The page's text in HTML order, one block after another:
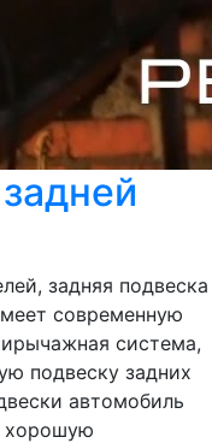
задняя подвеска
современную
система,
подвеску задних
автомобиль
хорошую